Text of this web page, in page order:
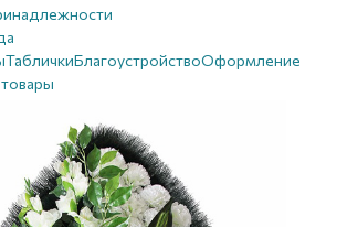
ТабличкиБлагоустройствoОформление